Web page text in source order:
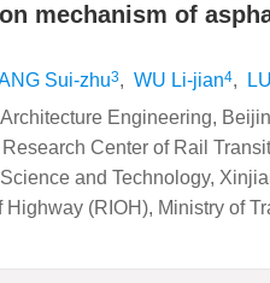
mechanism of
Sui-zhu3, WU Li-jian4,
Engineering,
Center of Rail
and Technology,
Highway (RIOH), Ministry of